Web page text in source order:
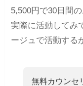
5,500円で30日間
実際に活動してみ
ージュで活動する
無料カウンセ